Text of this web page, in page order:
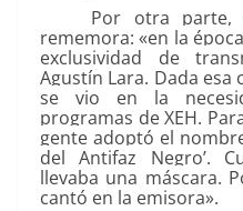
Por otra parte, el
rememora: «en la
exclusividad de
Agustín Lara. Dada
se vio en la
programas de XEH.
gente adoptó el
del Antifaz Negro’.
llevaba una máscara.
cantó en la emisora».